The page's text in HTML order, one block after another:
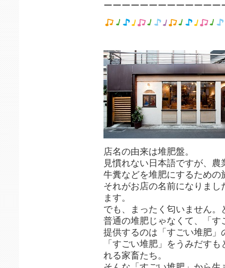
ーーーーーーーーーーーー
店名の由来は堆肥盤。
見慣れない日本語ですが、
牛糞などを堆肥にするための
それがお店の名前になりま
ます。
でも、まったく匂いません
普通の堆肥じゃなくて、「す
提供するのは「すごい堆肥」
「すごい堆肥」をうみだす
れる家畜たち。